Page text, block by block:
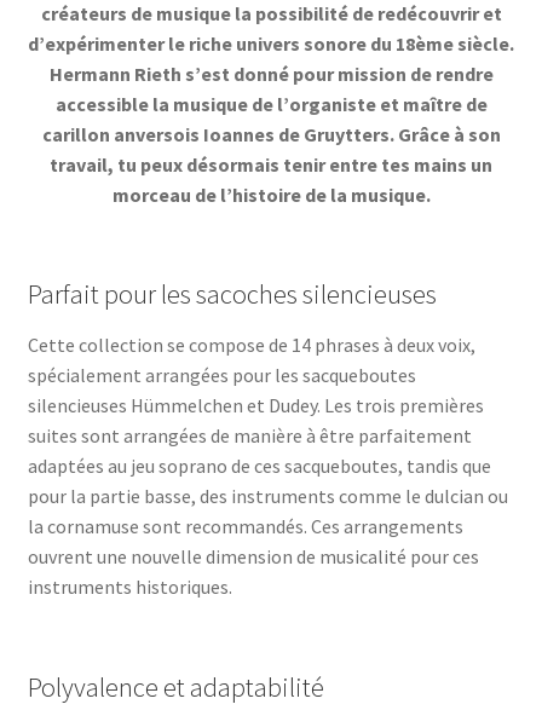
créateurs de musique la possibilité de redécouvrir et
d’expérimenter le riche univers sonore du 18ème siècle.
Hermann Rieth s’est donné pour mission de rendre
accessible la musique de l’organiste et maître de
carillon anversois Ioannes de Gruytters. Grâce à son
travail, tu peux désormais tenir entre tes mains un
morceau de l’histoire de la musique.
Parfait pour les sacoches silencieuses
Cette collection se compose de 14 phrases à deux voix,
spécialement arrangées pour les sacqueboutes
silencieuses Hümmelchen et Dudey. Les trois premières
suites sont arrangées de manière à être parfaitement
adaptées au jeu soprano de ces sacqueboutes, tandis que
pour la partie basse, des instruments comme le dulcian ou
la cornamuse sont recommandés. Ces arrangements
ouvrent une nouvelle dimension de musicalité pour ces
instruments historiques.
Polyvalence et adaptabilité